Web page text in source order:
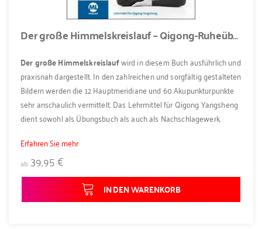
Der große Himmelskreislauf – Qigong-Ruheübung zur Stärkung des Qi in den 12 Hauptmeridianen
Der große Himmelskreislaufwird in diesem Buch ausführlich und
praxisnah dargestellt. In den zahlreichen und sorgfältig gestalteten
Bildern werden die 12 Hauptmeridiane und 60 Akupunkturpunkte
sehr anschaulich vermittelt. Das Lehrmittel für Qigong Yangsheng
dient sowohl als Übungsbuch als auch als Nachschlagewerk.
Erfahren Sie mehr
ab 39,95 €
IN DEN WARENKORB